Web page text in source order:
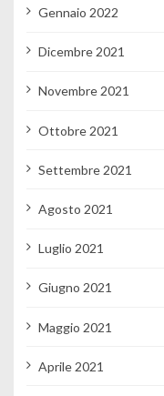
Gennaio 2022
Dicembre 2021
Novembre 2021
Ottobre 2021
Settembre 2021
Agosto 2021
Luglio 2021
Giugno 2021
Maggio 2021
Aprile 2021